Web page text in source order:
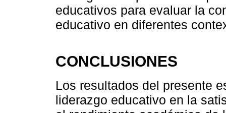
educativos para evaluar la
educativo en diferentes
CONCLUSIONES
Los resultados del presente
liderazgo educativo en la